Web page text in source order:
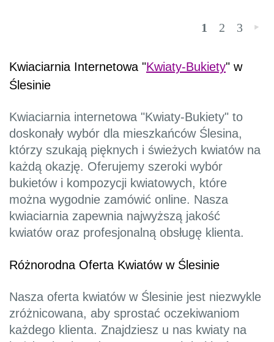
1 2 3 »
Kwiaciarnia Internetowa "Kwiaty-Bukiety" w
Ślesinie
Kwiaciarnia internetowa "Kwiaty-Bukiety" to
doskonały wybór dla mieszkańców Ślesina,
którzy szukają pięknych i świeżych kwiatów na
każdą okazję. Oferujemy szeroki wybór
bukietów i kompozycji kwiatowych, które
można wygodnie zamówić online. Nasza
kwiaciarnia zapewnia najwyższą jakość
kwiatów oraz profesjonalną obsługę klienta.
Różnorodna Oferta Kwiatów w Ślesinie
Nasza oferta kwiatów w Ślesinie jest niezwykle
zróżnicowana, aby sprostać oczekiwaniom
każdego klienta. Znajdziesz u nas kwiaty na